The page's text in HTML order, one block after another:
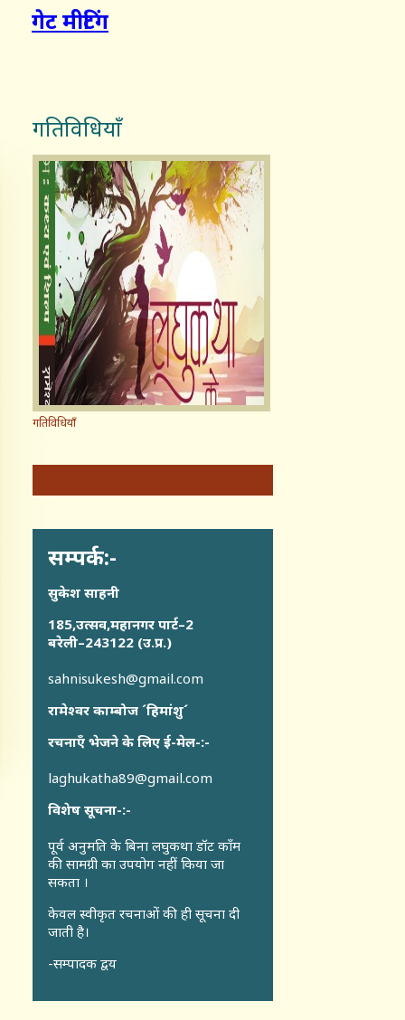
गेट मीटिंग
गतिविधियाँ
गतिविधियाँ
सम्पर्क:-
सुकेश साहनी
185,उत्सव,महानगर पार्ट–2
बरेली–243122 (उ.प्र.)
sahnisukesh@gmail.com
रामेश्वर काम्बोज ´हिमांशु´
रचनाएँ भेजने के लिए ई-मेल-:-
laghukatha89@gmail.com
विशेष सूचना-:-
पूर्व अनुमति के बिना लघुकथा डॉट कॉंम
की सामग्री का उपयोग नहीं किया जा
सकता ।
केवल स्वीकृत रचनाओं की ही सूचना दी
जाती है।
-सम्पादक द्वय